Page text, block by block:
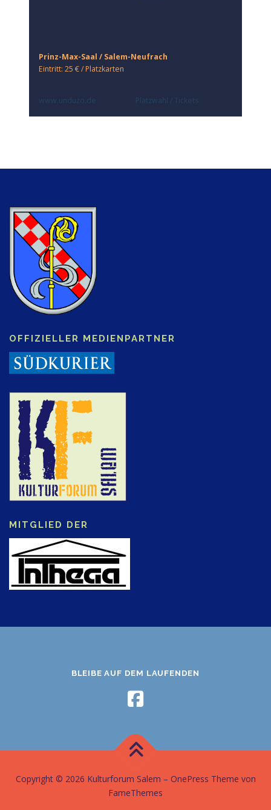
Prinz-Max-Saal / Salem-Neufrach
Eintritt: 25 € / Platzkarten
www.unduzo.de Platzwahl / Tickets
OFFIZIELLER MEDIENPARTNER
MITGLIED DER
BLEIBE AUF DEM LAUFENDEN
Copyright © 2026 Kulturforum Salem – OnePress Theme von
FameThemes